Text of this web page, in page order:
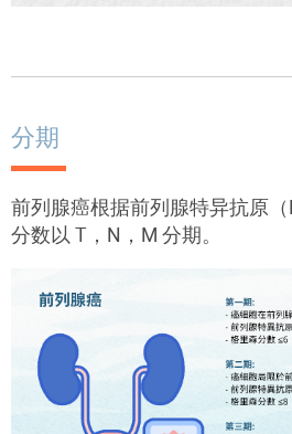
分期
前列腺癌根据前列腺特异抗原
分数以 T，N，M 分期。